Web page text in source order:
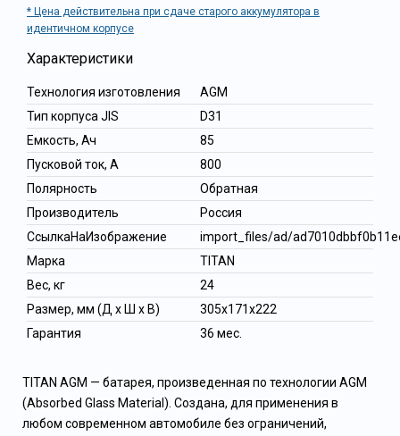
Цена действительна при сдаче старого аккумулятора в
идентичном корпусе
Характеристики
Технология изготовления
AGM
Тип корпуса JIS
D31
Емкость, Ач
85
Пусковой ток, А
800
Полярность
Обратная
Производитель
Россия
СсылкаНаИзображение
import_files/ad/
Марка
TITAN
Вес, кг
24
Размер, мм (Д x Ш x В)
305х171х222
Гарантия
36 мес.
TITAN AGM — батарея, произведенная по технологии AGM
(Absorbed Glass Material). Создана, для применения в
любом современном автомобиле без ограничений,